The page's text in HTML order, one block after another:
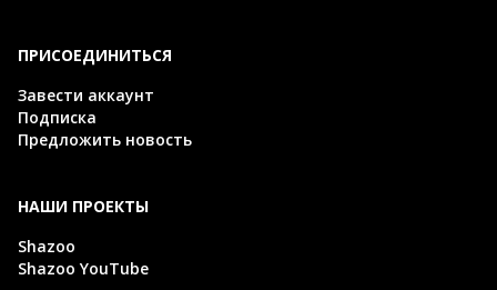
ПРИСОЕДИНИТЬСЯ
Завести аккаунт
Подписка
Предложить новость
НАШИ ПРОЕКТЫ
Shazoo
Shazoo YouTube